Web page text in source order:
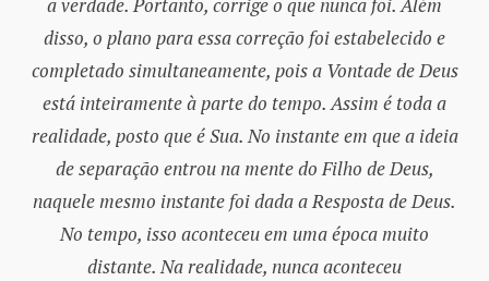
disso, o plano para essa correção foi estabelecido e
completado simultaneamente, pois a Vontade de Deus
está inteiramente à parte do tempo. Assim é toda a
realidade, posto que é Sua. No instante em que a ideia
de separação entrou na mente do Filho de Deus,
naquele mesmo instante foi dada a Resposta de Deus.
No tempo, isso aconteceu em uma época muito
distante. Na realidade, nunca aconteceu